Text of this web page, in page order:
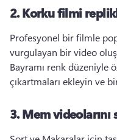
2.Korku filmi
Profesyonel bir filmle
vurgulayan bir video
Bayramı renk düzeniyle
çıkartmaları ekleyin ve
3.Mem videolarını